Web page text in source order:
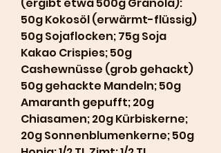
50g Kokosöl (erwärmt-flüssig)
50g Sojaflocken; 75g Soja
Kakao Crispies; 50g
Cashewnüsse (grob gehackt)
50g gehackte Mandeln; 50g
Amaranth gepufft; 20g
Chiasamen; 20g Kürbiskerne;
20g Sonnenblumenkerne; 50g